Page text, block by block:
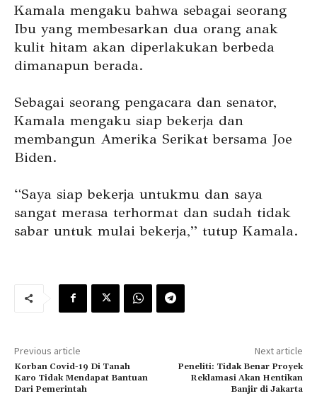
Kamala mengaku bahwa sebagai seorang
Ibu yang membesarkan dua orang anak
kulit hitam akan diperlakukan berbeda
dimanapun berada.
Sebagai seorang pengacara dan senator,
Kamala mengaku siap bekerja dan
membangun Amerika Serikat bersama Joe
Biden.
“Saya siap bekerja untukmu dan saya
sangat merasa terhormat dan sudah tidak
sabar untuk mulai bekerja,” tutup Kamala.
Previous article
Korban Covid-19 Di Tanah
Karo Tidak Mendapat Bantuan
Dari Pemerintah
Next article
Peneliti: Tidak Benar Proyek
Reklamasi Akan Hentikan
Banjir di Jakarta